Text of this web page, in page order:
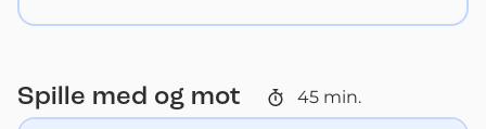
Spille med og mot 45 min.